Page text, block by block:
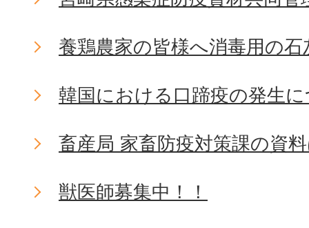
養鶏農家の皆様へ消毒用の
韓国における口蹄疫の発生
畜産局 家畜防疫対策課の資
獣医師募集中！！